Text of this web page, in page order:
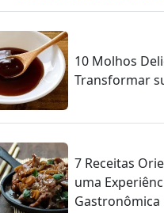
10 Molhos
Transformar
7 Receitas
uma
Gastronômica